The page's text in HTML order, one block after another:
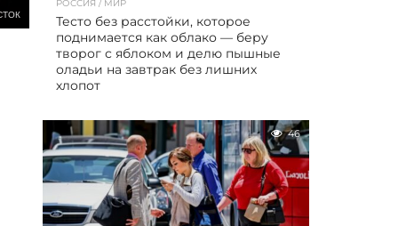
РОССИЯ / МИР
Тесто без расстойки, которое
поднимается как облако — беру
творог с яблоком и делю пышные
оладьи на завтрак без лишних
хлопот
46